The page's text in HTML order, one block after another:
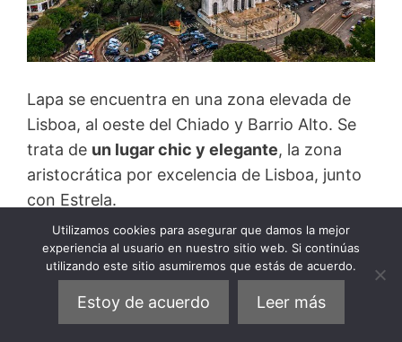
Lapa se encuentra en una zona elevada de
Lisboa, al oeste del Chiado y Barrio Alto. Se
trata de un lugar chic y elegante, la zona
aristocrática por excelencia de Lisboa, junto
con Estrela.
Se caracteriza por la presencia de grandes
casas y palacetes, museosy embajadas, con
edificios históricos bien conservados que
aportan un aspecto distinguido.
Utilizamos cookies para asegurar que damos la mejor
experiencia al usuario en nuestro sitio web. Si continúas
utilizando este sitio asumiremos que estás de acuerdo.
Estoy de acuerdo Leer más